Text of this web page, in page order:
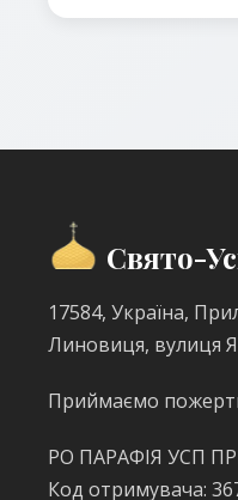
Свято-
17584, Україна,
Линовиця, вулиця
Приймаємо
РО ПАРАФІЯ УСП
Код отримувача: